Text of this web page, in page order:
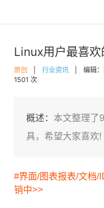
Linux用户最喜欢
原创 行业资讯 编辑
1501 次
概述： 本文整理了
具，希望大家喜欢!
#界面/图表报表/文档/
销中>>